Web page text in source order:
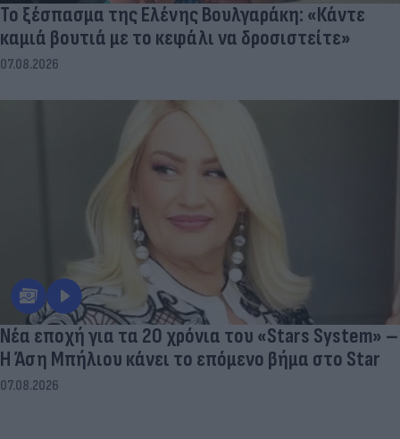
Το ξέσπασμα της Ελένης Βουλγαράκη: «Κάντε
καμιά βουτιά με το κεφάλι να δροσιστείτε»
07.08.2026
Νέα εποχή για τα 20 χρόνια του «Stars System» –
Η Άση Μπήλιου κάνει το επόμενο βήμα στο Star
07.08.2026